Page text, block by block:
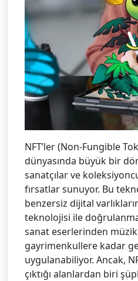
NFT’ler (Non-Fungible
dünyasında büyük bir
sanatçılar ve
fırsatlar sunuyor. Bu
benzersiz dijital
teknolojisi ile
sanat eserlerinden
gayrimenkullere kadar
uygulanabiliyor. Ancak,
çıktığı alanlardan biri